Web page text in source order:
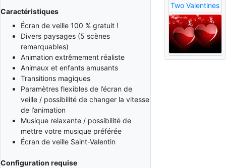
Caractéristiques
Écran de veille 100 % gratuit !
Divers paysages (5 scènes
remarquables)
Animation extrêmement réaliste
Animaux et enfants amusants
Transitions magiques
Paramètres flexibles de l’écran de
veille / possibilité de changer la vitesse
de l’animation
Musique relaxante / possibilité de
mettre votre musique préférée
Écran de veille Saint-Valentin
Configuration requise
Two Valentines